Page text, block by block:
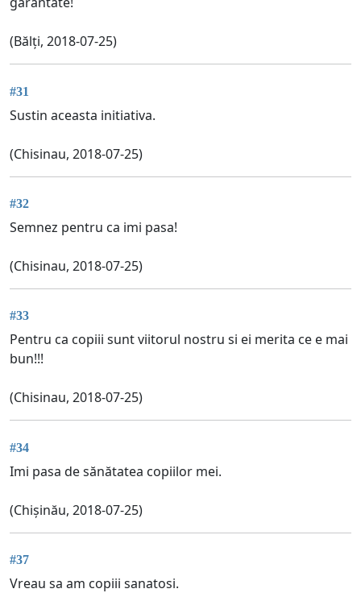
(Bălți, 2018-07-25)
#31
Sustin aceasta initiativa.
(Chisinau, 2018-07-25)
#32
Semnez pentru ca imi pasa!
(Chisinau, 2018-07-25)
#33
Pentru ca copiii sunt viitorul nostru si ei merita ce e mai
bun!!!
(Chisinau, 2018-07-25)
#34
Imi pasa de sănătatea copiilor mei.
(Chișinău, 2018-07-25)
#37
Vreau sa am copiii sanatosi.